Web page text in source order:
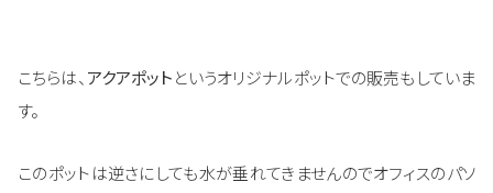
こちらは、 アクアポットというオリジナルポットでの販売もしていま
す。
このポットは逆さにしても水が垂れてきませんのでオフィスのパソ